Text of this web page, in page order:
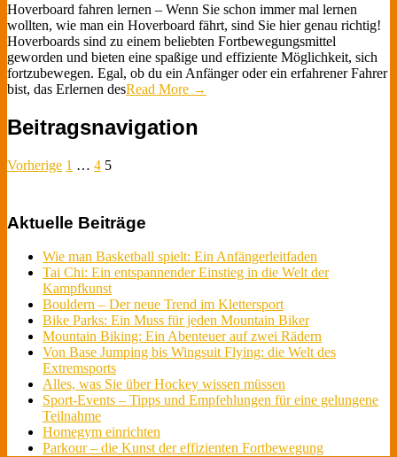
Hoverboard fahren lernen – Wenn Sie schon immer mal lernen
wollten, wie man ein Hoverboard fährt, sind Sie hier genau richtig!
Hoverboards sind zu einem beliebten Fortbewegungsmittel
geworden und bieten eine spaßige und effiziente Möglichkeit, sich
fortzubewegen. Egal, ob du ein Anfänger oder ein erfahrener Fahrer
bist, das Erlernen desRead More →
Beitragsnavigation
Vorherige 1 … 4 5
Aktuelle Beiträge
Wie man Basketball spielt: Ein Anfängerleitfaden
Tai Chi: Ein entspannender Einstieg in die Welt der
Kampfkunst
Bouldern – Der neue Trend im Klettersport
Bike Parks: Ein Muss für jeden Mountain Biker
Mountain Biking: Ein Abenteuer auf zwei Rädern
Von Base Jumping bis Wingsuit Flying: die Welt des
Extremsports
Alles, was Sie über Hockey wissen müssen
Sport-Events – Tipps und Empfehlungen für eine gelungene
Teilnahme
Homegym einrichten
Parkour – die Kunst der effizienten Fortbewegung